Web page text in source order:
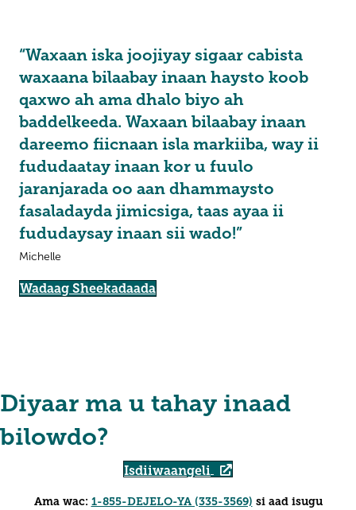
“Waxaan iska joojiyay sigaar cabista
waxaana bilaabay inaan haysto koob
qaxwo ah ama dhalo biyo ah
baddelkeeda. Waxaan bilaabay inaan
dareemo fiicnaan isla markiiba, way ii
fududaatay inaan kor u fuulo
jaranjarada oo aan dhammaysto
fasaladayda jimicsiga, taas ayaa ii
fududaysay inaan sii wado!”
Michelle
Wadaag Sheekadaada
Diyaar ma u tahay inaad
bilowdo?
Isdiiwaangeli
Ama wac: 1-855-DEJELO-YA (335-3569) si aad isugu